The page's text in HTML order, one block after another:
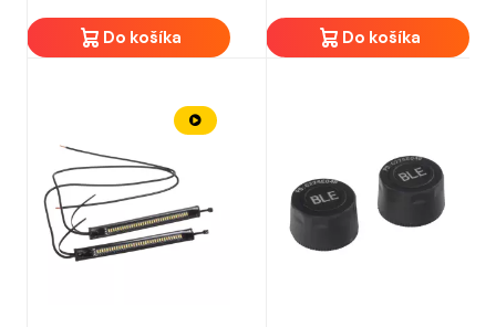
Do košíka Do košíka